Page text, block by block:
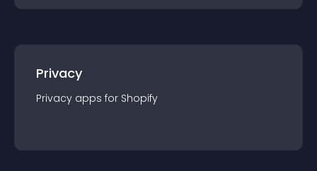
Privacy
Privacy apps for Shopify